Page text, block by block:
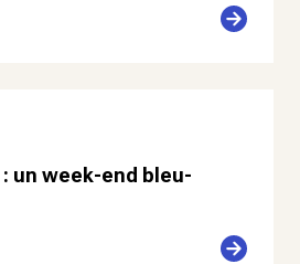
: un week-end bleu-